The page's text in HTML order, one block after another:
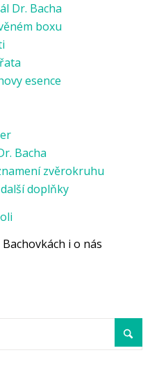
Dr. Bacha
boxu
esence
Bacha
zvěrokruhu
doplňky
i o nás